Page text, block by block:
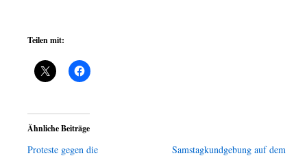
Teilen mit:
Ähnliche Beiträge
Proteste gegen die
Samstagkundgebung auf dem